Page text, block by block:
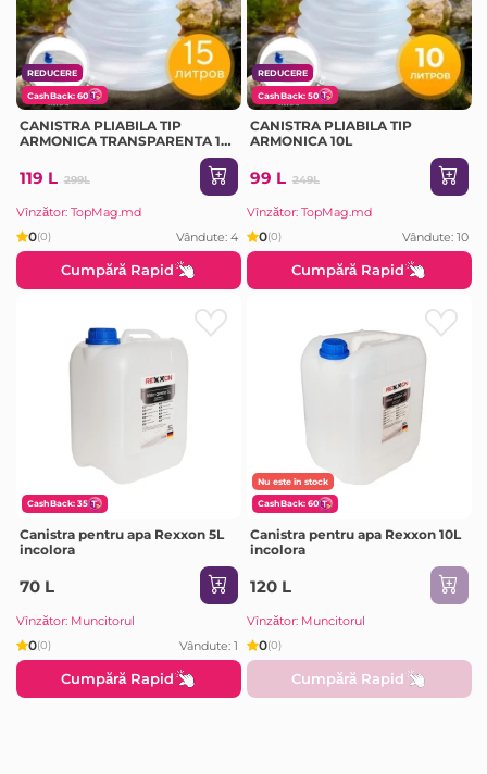
REDUCERE
CashBack: 60
CANISTRA PLIABILA TIP
ARMONICA TRANSPARENTA 15
119 L 299L
Vînzător: TopMag.md
0(0) Vândute: 4
Cumpără Rapid
REDUCERE
CashBack: 50
CANISTRA PLIABILA TIP
ARMONICA 10L
99 L 249L
Vînzător: TopMag.md
0(0) Vândute: 10
Cumpără Rapid
CashBack: 35
Canistra pentru apa Rexxon 5L
incolora
70 L
Vînzător: Muncitorul
0(0) Vândute: 1
Cumpără Rapid
Nu este în stock
CashBack: 60
Canistra pentru apa Rexxon 10L
incolora
120 L
Vînzător: Muncitorul
0(0)
Cumpără Rapid